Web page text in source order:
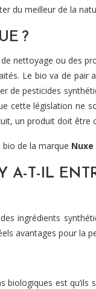
du meilleur de la
?
nettoyage ou des
Le bio va de pair
de pesticides
cette législation ne
un produit doit
de la marque Nuxe
A-T-IL
ingrédients
avantages pour la
est